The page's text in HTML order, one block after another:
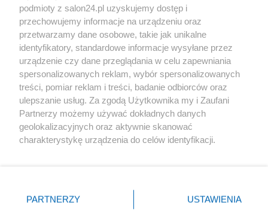
Społeczeństwo
Kultura
X Facebook Instagram Youtube
podmioty z salon24.pl uzyskujemy dostęp i
przechowujemy informacje na urządzeniu oraz
przetwarzamy dane osobowe, takie jak unikalne
identyfikatory, standardowe informacje wysyłane przez
urządzenie czy dane przeglądania w celu zapewniania
spersonalizowanych reklam, wybór spersonalizowanych
treści, pomiar reklam i treści, badanie odbiorców oraz
ulepszanie usług. Za zgodą Użytkownika my i Zaufani
Partnerzy możemy używać dokładnych danych
geolokalizacyjnych oraz aktywnie skanować
charakterystykę urządzenia do celów identyfikacji.
zmienić/wycofać klikając przycisk ustawień prywatności
znajdujący się w lewym dolnym rogu strony
PARTNERZY USTAWIENIA